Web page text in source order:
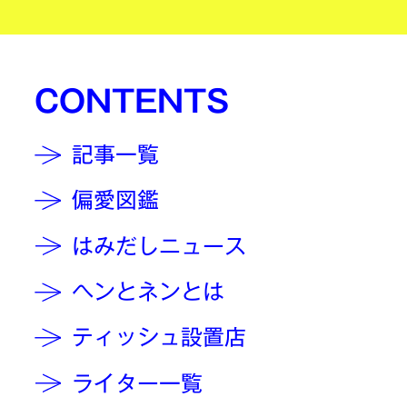
CONTENTS
記事一覧
偏愛図鑑
はみだしニュース
ヘンとネンとは
ティッシュ設置店
ライター一覧